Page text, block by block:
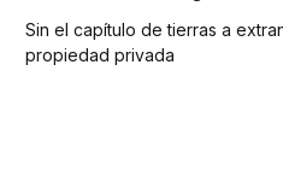
Sin el capítulo de tierras a
propiedad privada